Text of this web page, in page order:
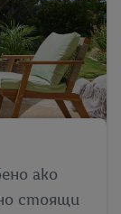
ако
стоящи